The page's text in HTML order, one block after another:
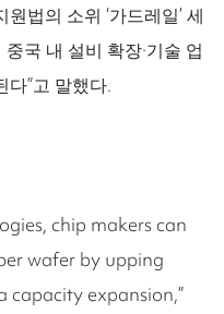
법의 소위 ‘가드레일’ 세
국 내 설비 확장·기술 업
”고 말했다.
chip makers can
wafer by upping
capacity expansion,”